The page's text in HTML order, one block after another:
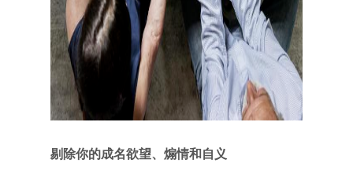
剔除你的成名欲望、煽情和自义